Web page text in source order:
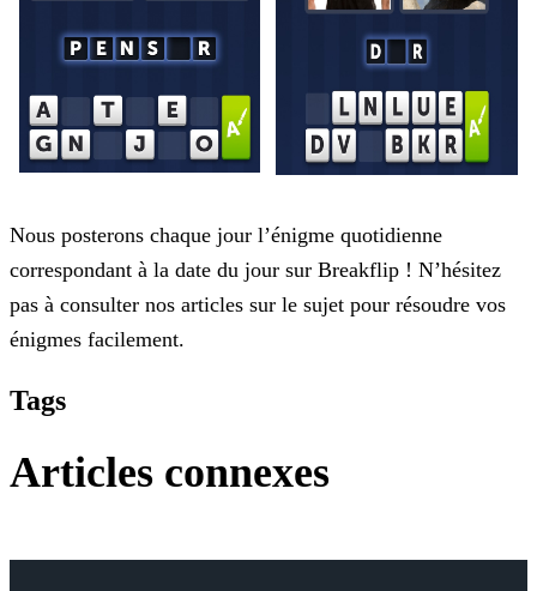
Nous posterons chaque jour l’énigme quotidienne
correspondant à la date du jour sur Breakflip ! N’hésitez
pas à consulter nos articles sur le sujet pour résoudre vos
énigmes facilement.
Tags
Articles connexes